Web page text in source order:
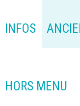
INFOS
HORS MENU